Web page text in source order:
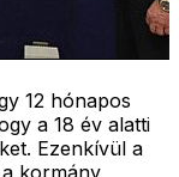
12 hónapos
a 18 év alatti
Ezenkívül a
kormány